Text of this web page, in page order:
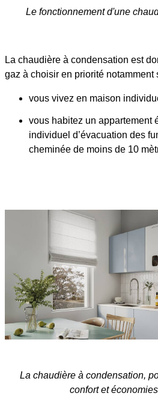
Le fonctionnement d'une
La chaudière à condensation est
gaz à choisir en priorité notamment
vous vivez en maison
vous habitez un appartement
individuel d’évacuation des
cheminée de moins de 10
La chaudière à condensation,
confort et